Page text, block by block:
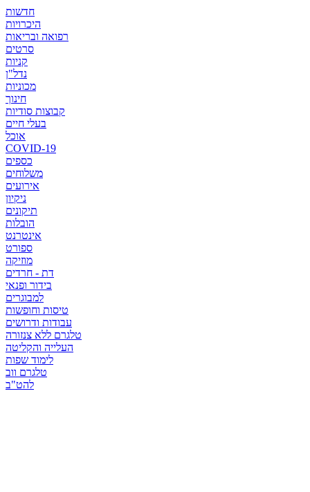
חדשות
היכרויות
רפואה ובריאות
סרטים
קניות
נדל"ן
מכוניות
חינוך
קבוצות סודיות
בעלי חיים
אוכל
COVID-19
כספים
משלוחים
אירועים
ניקיון
תיקונים
הובלות
אינטרנט
ספורט
מוזיקה
דת - חרדים
בידור ופנאי
למבוגרים
טיסות וחופשות
עבודות ודרושים
טלגרם ללא צנזורה
העלייה והקליטה
לימוד שפות
טלגרם ווב
להט"ב